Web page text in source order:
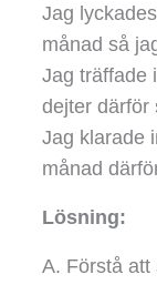
Jag
månad så
Jag träffade
dejter därför
Jag klarade
månad
Lösning:
A. Förstå att